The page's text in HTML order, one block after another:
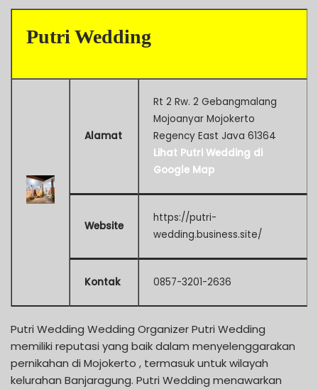
Putri Wedding
Alamat
Rt 2 Rw. 2 Gebangmalang
Mojoanyar Mojokerto
Regency East Java 61364
Lihat Putri Wedding di
Google Map
Website
https://putri-
wedding.business.site/
Kontak 0857-3201-2636
Putri Wedding Wedding Organizer Putri Wedding
memiliki reputasi yang baik dalam menyelenggarakan
pernikahan di Mojokerto , termasuk untuk wilayah
kelurahan Banjaragung. Putri Wedding menawarkan